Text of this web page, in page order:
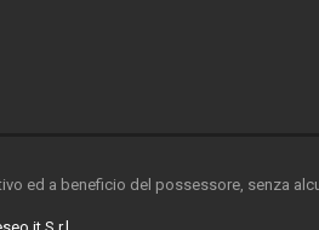
ed a beneficio del possessore, senza